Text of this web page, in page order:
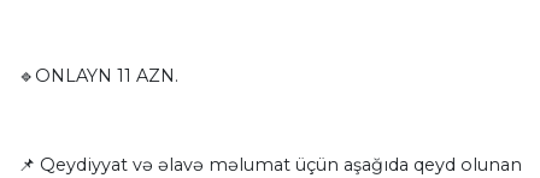
🔹ONLAYN 11 AZN.
📌 Qeydiyyat və əlavə məlumat üçün aşağıda qeyd olunan